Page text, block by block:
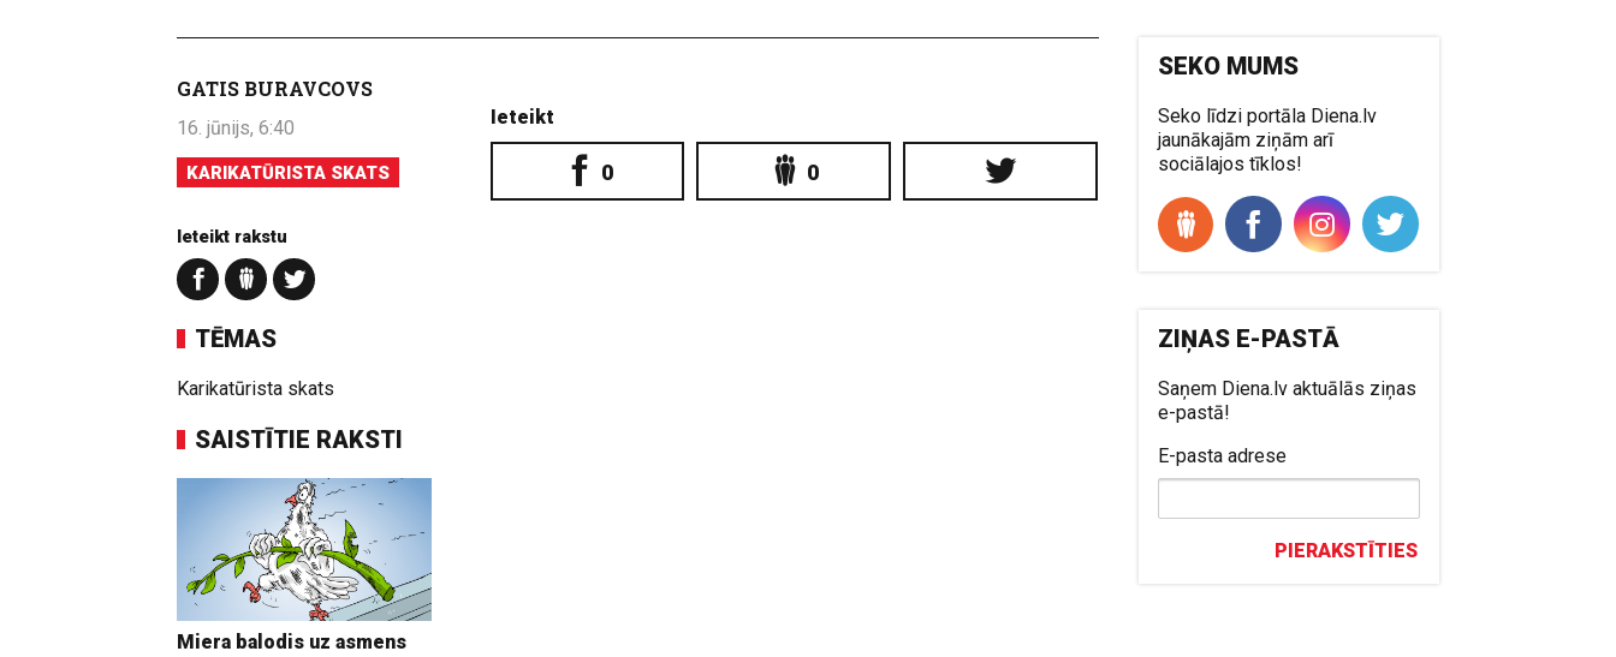
GATIS BURAVCOVS
16. jūnijs, 6:40
KARIKATŪRISTA SKATS
Ieteikt rakstu
TĒMAS
Karikatūrista skats
SAISTĪTIE RAKSTI
Miera balodis uz asmens
Ieteikt
0 0
SEKO MUMS
Seko līdzi portāla Diena.lv
jaunākajām ziņām arī
sociālajos tīklos!
ZIŅAS E-PASTĀ
Saņem Diena.lv aktuālās ziņas
e-pastā!
E-pasta adrese
PIERAKSTĪTIES